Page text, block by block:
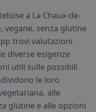
a La Chaux-de-
vegane, senza glutine
trovi valutazioni
diverse esigenze
utili sulle possibili
le loro
alle
glutine e alle opzioni